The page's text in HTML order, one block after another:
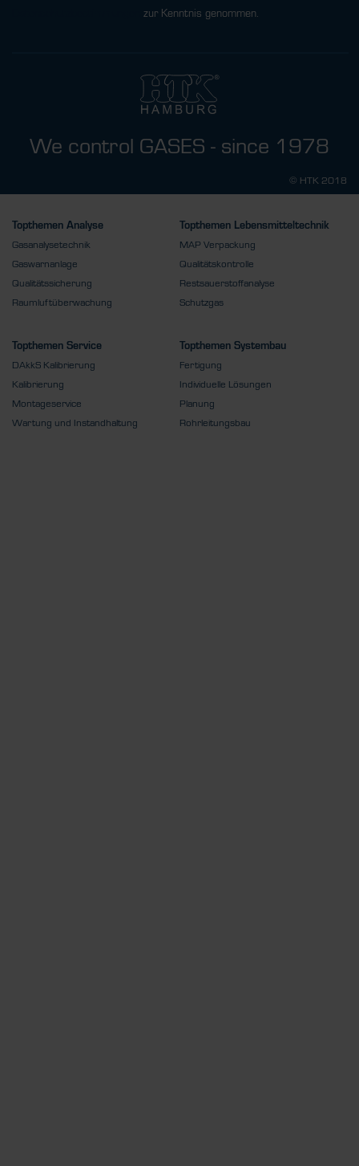
zur Kenntnis genommen.
We control GASES - since 1978
© HTK 2018
Topthemen Analyse
Gasanalysetechnik
Gaswarnanlage
Qualitätssicherung
Raumluftüberwachung
Topthemen Lebensmitteltechnik
MAP Verpackung
Qualitätskontrolle
Restsauerstoffanalyse
Schutzgas
Topthemen Service
DAkkS Kalibrierung
Kalibrierung
Montageservice
Wartung und Instandhaltung
Topthemen Systembau
Fertigung
Individuelle Lösungen
Planung
Rohrleitungsbau